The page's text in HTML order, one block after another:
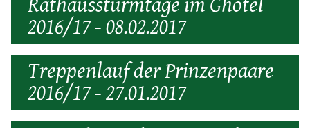
Rathaussturmtage im Ghotel
2016/17 - 08.02.2017
Treppenlauf der Prinzenpaare
2016/17 - 27.01.2017